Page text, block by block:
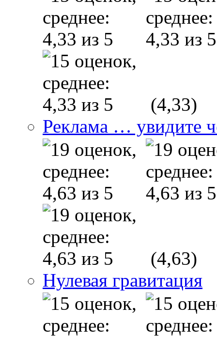
(4,33)
Реклама … увидите
(4,63)
Нулевая гравитация